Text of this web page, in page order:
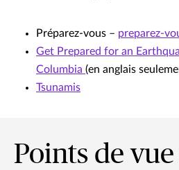
Préparez-vous – preparez-
Get Prepared for an
Columbia (en anglais
Tsunamis
Points de